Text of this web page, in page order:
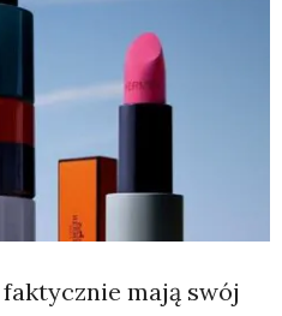
mają swój